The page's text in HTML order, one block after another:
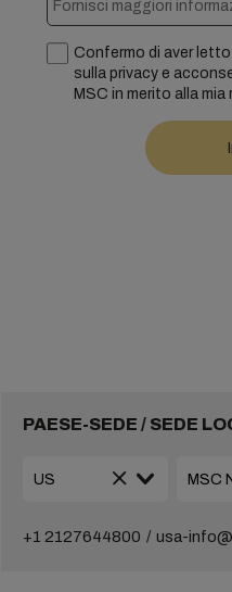
Confermo di aver
sulla privacy e
MSC in merito alla mia
PAESE-SEDE / SEDE
+1 2127644800 usa-